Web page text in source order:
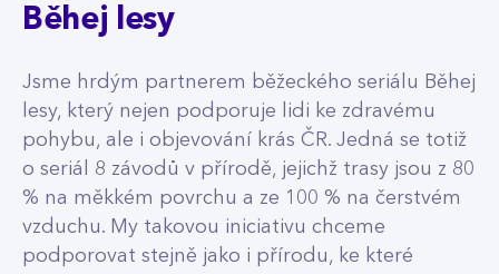
Běhej lesy
Jsme hrdým partnerem běžeckého seriálu Běhej
lesy, který nejen podporuje lidi ke zdravému
pohybu, ale i objevování krás ČR. Jedná se totiž
o seriál 8 závodů v přírodě, jejichž trasy jsou z 80
% na měkkém povrchu a ze 100 % na čerstvém
vzduchu. My takovou iniciativu chceme
podporovat stejně jako i přírodu, ke které